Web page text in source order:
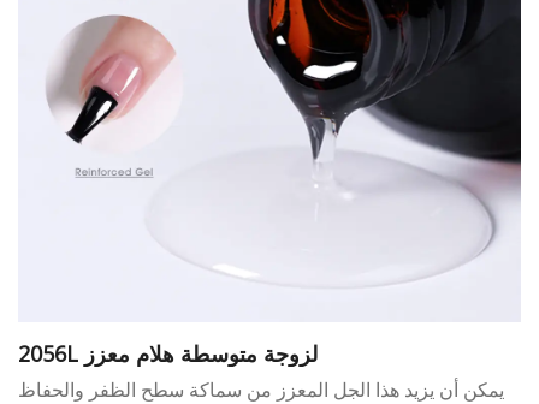
2056L لزوجة متوسطة هلام معزز
يمكن أن يزيد هذا الجل المعزز من سماكة سطح الظفر والحفاظ